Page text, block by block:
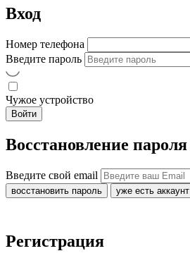
Вход
Номер телефона
Введите пароль
Чужое устройство
Войти
Восстановление пароля
Введите свой email
восстановить пароль уже есть аккаунт
Регистрация